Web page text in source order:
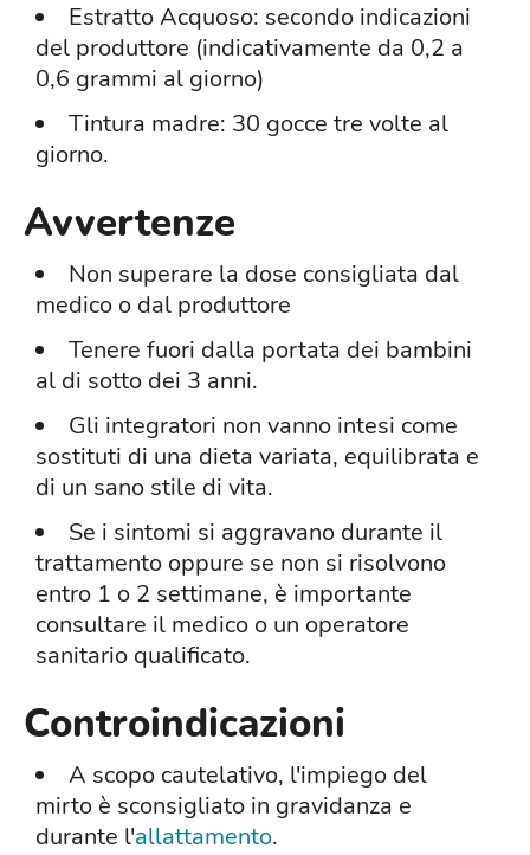
Estratto Acquoso: secondo indicazioni
del produttore (indicativamente da 0,2 a
0,6 grammi al giorno)
Tintura madre: 30 gocce tre volte al
giorno.
Avvertenze
Non superare la dose consigliata dal
medico o dal produttore
Tenere fuori dalla portata dei bambini
al di sotto dei 3 anni.
Gli integratori non vanno intesi come
sostituti di una dieta variata, equilibrata e
di un sano stile di vita.
Se i sintomi si aggravano durante il
trattamento oppure se non si risolvono
entro 1 o 2 settimane, è importante
consultare il medico o un operatore
sanitario qualificato.
Controindicazioni
A scopo cautelativo, l'impiego del
mirto è sconsigliato in gravidanza e
durante l'allattamento.